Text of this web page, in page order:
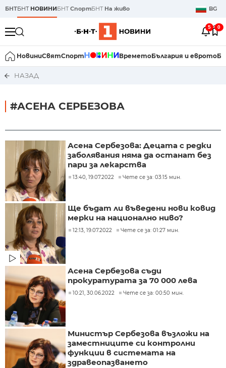
БНТБНТ НОВИНИБНТСпортБНТ На живо BG
5 0
НовиниСвятСпорт ВреметоБългария и еврото
НАЗАД
#АСЕНА СЕРБЕЗОВА
Асена Сербезова: Децата с редки
заболявания няма да останат без
пари за лекарства
13:40, 19.07.2022 Чете се за: 03:15 мин.
Ще бъдат ли въведени нови ковид
мерки на национално ниво?
12:13, 19.07.2022 Чете се за: 01:27 мин.
Асена Сербезова съди
прокуратурата за 70 000 лева
10:21, 30.06.2022 Чете се за: 00:50 мин.
Министър Сербезова възложи на
заместниците си контролни
функции в системата на
здравеопазването